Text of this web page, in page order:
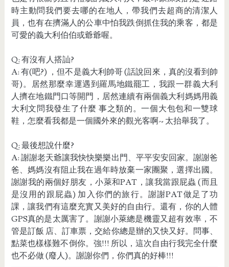
時主動問我們要去哪的在地人，帶我們去超商的清潔人
員，也有在擠滿人的公車中怕我跌倒抓住我的乘客，都是
可愛的義大利伯伯或爺爺喔。
Q: 有沒有人搭訕?
A: 有(吧?) ，但不是義大利帥哥 (話說回來，真的沒看到帥
哥)。居然那麼幸運遇到羅馬地鐵罷工，我跟一群義大利
人擠在地鐵門口等開門，居然連續有兩個義大利媽媽用義
大利文問我發生了什麼 事之類的。一個大包包和一雙球
鞋，怎麼看我都是一個國外來的觀光客啊~ 太抬舉我了。
Q: 最後想說什麼?
A: 謝謝老天爺讓我快快樂樂出門、平平安安回家。謝謝爸
爸、媽媽沒有阻止我在過年時放棄一家團聚，選擇出國。
謝謝我的兩個好朋友，小萊和PAT，讓我當跟屁蟲 (而且
是沒用的跟屁蟲) 加入你們的旅行。謝謝PAT做足了功
課，讓我們有這麼充實又美好的自由行。還有，你的人體
GPS真的是太厲害了。謝謝小萊總是機靈又超有效率，不
管是訂飯 店、訂車票，交給你總是辦的又快又好。問事、
點菜也樣樣難不倒你。強!!! 所以，這次自由行我完全什麼
也不必做 (廢人)。謝謝你們，你們真的好棒!!!